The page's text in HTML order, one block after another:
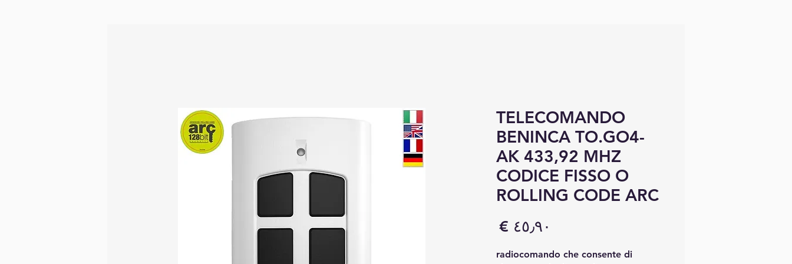
TELECOMANDO
BENINCA TO.GO4-
AK 433,92 MHZ
CODICE FISSO O
ROLLING CODE ARC
السعر
radiocomando che consente di